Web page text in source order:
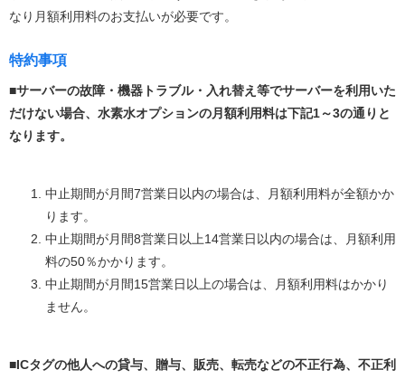
なり月額利用料のお支払いが必要です。
特約事項
■サーバーの故障・機器トラブル・入れ替え等でサーバーを利用いた
だけない場合、水素水オプションの月額利用料は下記1～3の通りと
なります。
中止期間が月間7営業日以内の場合は、月額利用料が全額かか
ります。
中止期間が月間8営業日以上14営業日以内の場合は、月額利用
料の50％かかります。
中止期間が月間15営業日以上の場合は、月額利用料はかかり
ません。
■ICタグの他人への貸与、贈与、販売、転売などの不正行為、不正利